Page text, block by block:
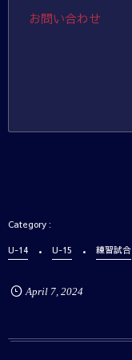
お問い合わせ
U-14 U-15 練習試合
April 7, 2024